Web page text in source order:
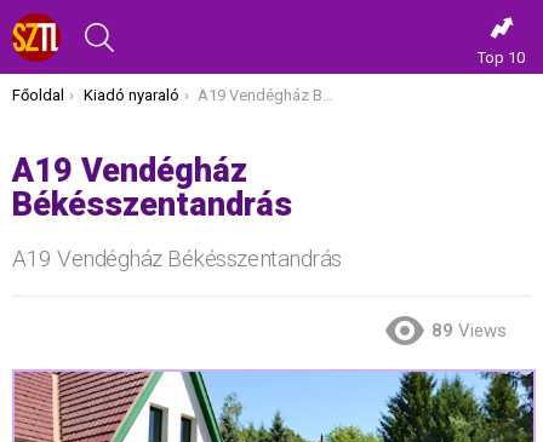
Top 10
Itt vagy most:
Főoldal Kiadó nyaraló A19 Vendégház Békésszentandrás
A19 Vendégház
Békésszentandrás
A19 Vendégház Békésszentandrás
89 Views